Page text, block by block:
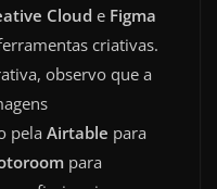
Cloud e Figma
criativas.
observo que a
pela Airtable para
para